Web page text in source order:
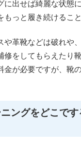
に出せば綺麗な状態
もっと履き続けるこ
や革靴などは破れや
修をしてもらえたり
金が必要ですが、靴
ングをどこで